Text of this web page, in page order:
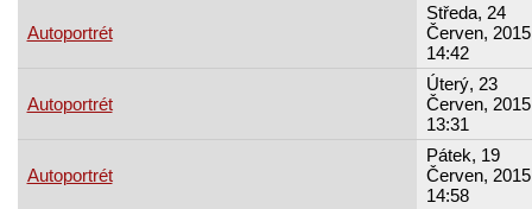
Autoportrét
Středa, 24
Červen,
14:42
Autoportrét
Úterý, 23
Červen,
13:31
Autoportrét
Pátek, 19
Červen,
14:58